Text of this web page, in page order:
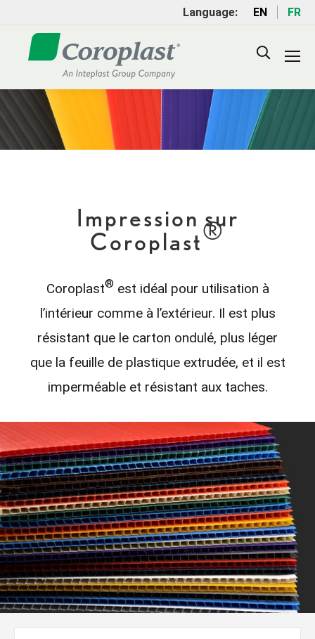
Language: EN FR
Search:
Impression sur
Coroplast®
Coroplast® est idéal pour utilisation à
l’intérieur comme à l’extérieur. Il est plus
résistant que le carton ondulé, plus léger
que la feuille de plastique extrudée, et il est
imperméable et résistant aux taches.